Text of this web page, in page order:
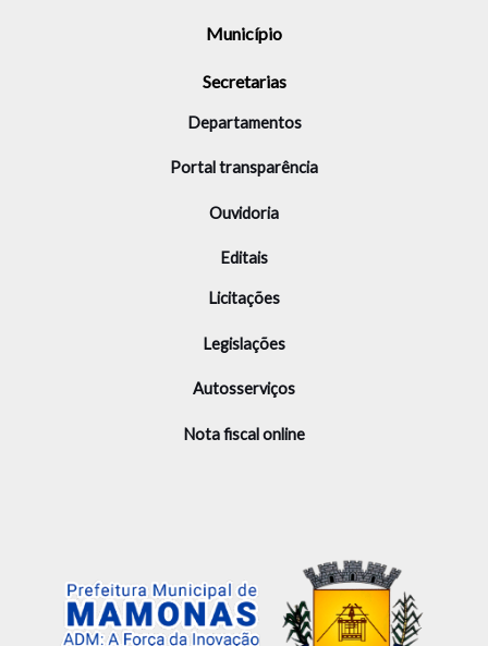
Município
Secretarias
Departamentos
Portal transparência
Ouvidoria
Editais
Licitações
Legislações
Autosserviços
Nota fiscal online